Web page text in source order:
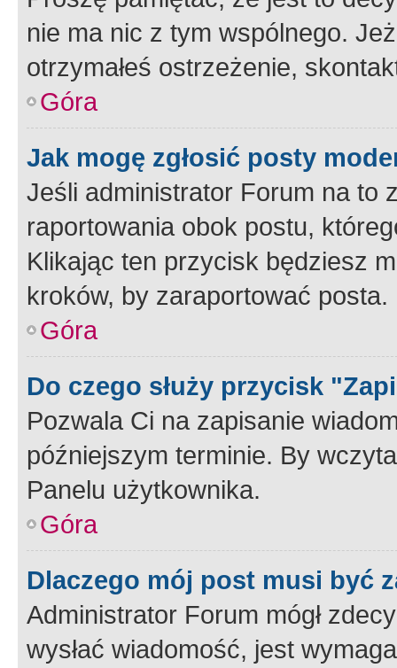
nie ma nic z tym wspólnego.
otrzymałeś ostrzeżenie,
Góra
Jak mogę zgłosić posty
Jeśli administrator Forum na to
raportowania obok postu,
Klikając ten przycisk będziesz
kroków, by zaraportować posta.
Góra
Do czego służy przycisk
Pozwala Ci na zapisanie
późniejszym terminie. By
Panelu użytkownika.
Góra
Dlaczego mój post musi być
Administrator Forum mógł
wysłać wiadomość, jest